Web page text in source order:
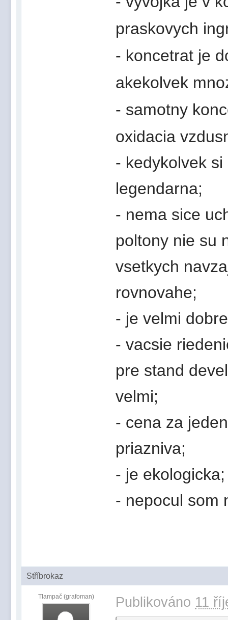
praskovych
- koncetrat je
akekolvek
- samotny
oxidacia
- kedykolvek
legendarna;
- nema sice
poltony nie su
vsetkych
rovnovahe;
- je velmi
- vacsie
pre stand
velmi;
- cena za
priazniva;
- je ekologicka;
- nepocul som
Stříbrokaz
Tlampač (grafoman) Publikováno 11